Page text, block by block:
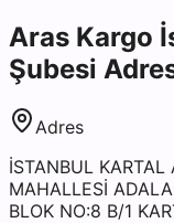
Aras Kargo
Şubesi
Adres
İSTANBUL
MAHALLESİ
BLOK NO:8 B/1